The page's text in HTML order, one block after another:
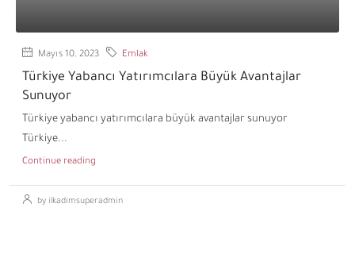
Mayıs 10, 2023 Emlak
Türkiye Yabancı Yatırımcılara Büyük Avantajlar
Sunuyor
Türkiye yabancı yatırımcılara büyük avantajlar sunuyor
Türkiye...
Continue reading
by ilkadimsuperadmin